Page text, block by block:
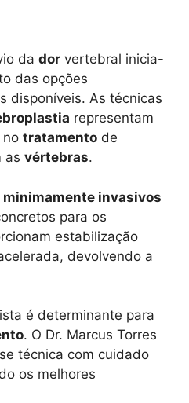
da dor vertebral inicia-
das opções
disponíveis. As técnicas
representam
no tratamento de
as vértebras.
invasivos
para os
estabilização
devolvendo a
é determinante para
. O Dr. Marcus Torres
técnica com cuidado
os melhores